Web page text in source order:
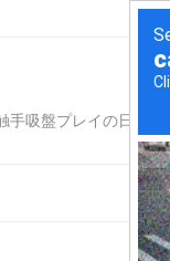
手吸盤プレイの日々